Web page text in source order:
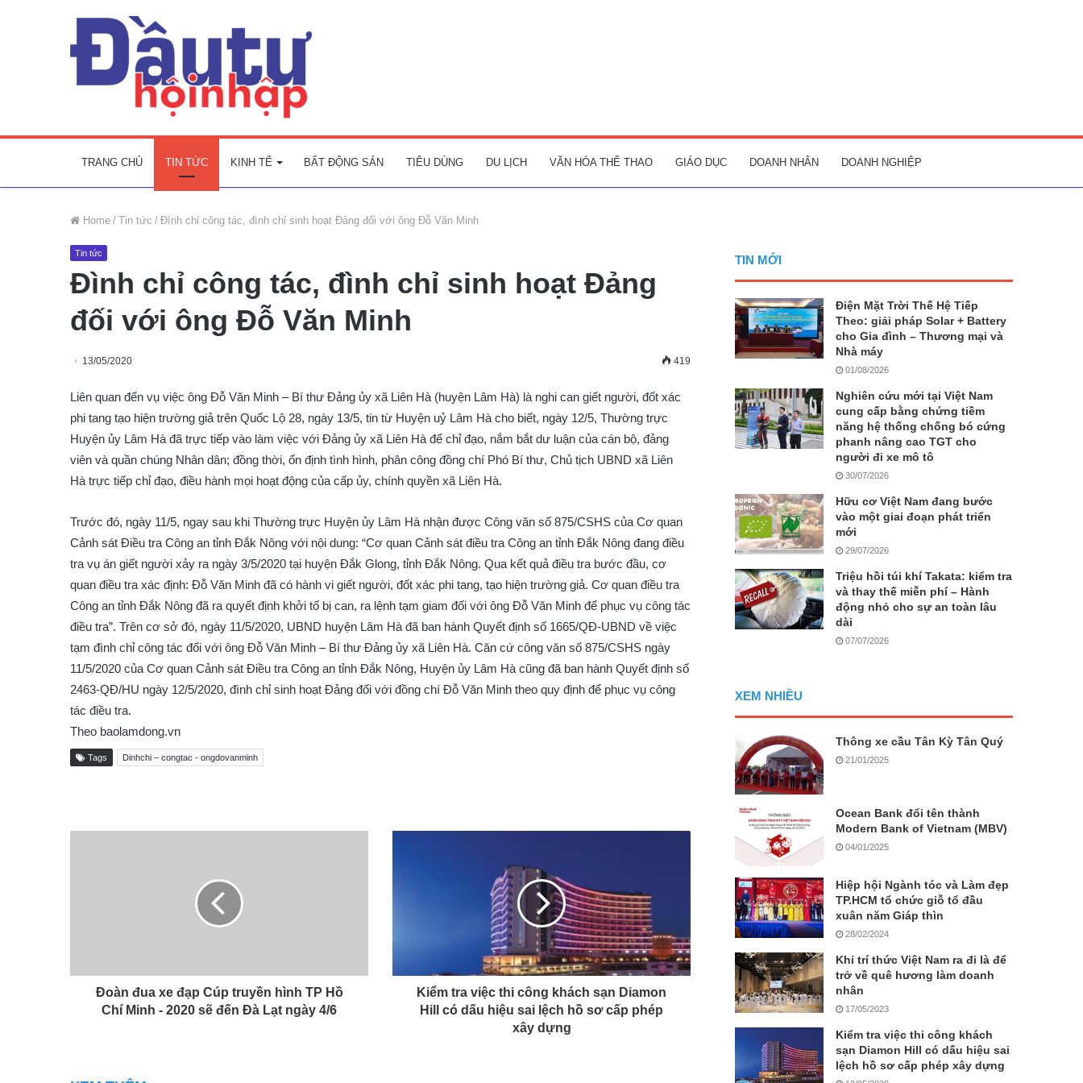
TRANG CHỦ TIN TỨC KINH TẾ BẤT ĐỘNG SẢN TIÊU DÙNG DU LỊCH VĂN HÓA THỂ THAO GIÁO DỤC DOANH NHÂN DOANH NGHIỆP
Home / Tin tức / Đình chỉ công tác, đình chỉ sinh hoạt Đảng đối với ông Đỗ Văn Minh
Tin tức
Đình chỉ công tác, đình chỉ sinh hoạt Đảng
đối với ông Đỗ Văn Minh
13/05/2020 419
Liên quan đến vụ việc ông Đỗ Văn Minh – Bí thư Đảng ủy xã Liên Hà (huyện Lâm Hà) là nghi can giết người, đốt xác
phi tang tạo hiện trường giả trên Quốc Lộ 28, ngày 13/5, tin từ Huyện uỷ Lâm Hà cho biết, ngày 12/5, Thường trực
Huyện ủy Lâm Hà đã trực tiếp vào làm việc với Đảng ủy xã Liên Hà để chỉ đạo, nắm bắt dư luận của cán bộ, đảng
viên và quần chúng Nhân dân; đồng thời, ổn định tình hình, phân công đồng chí Phó Bí thư, Chủ tịch UBND xã Liên
Hà trực tiếp chỉ đạo, điều hành mọi hoạt động của cấp ủy, chính quyền xã Liên Hà.
Trước đó, ngày 11/5, ngay sau khi Thường trực Huyện ủy Lâm Hà nhận được Công văn số 875/CSHS của Cơ quan
Cảnh sát Điều tra Công an tỉnh Đắk Nông với nội dung: “Cơ quan Cảnh sát điều tra Công an tỉnh Đắk Nông đang điều
tra vụ án giết người xảy ra ngày 3/5/2020 tại huyện Đắk Glong, tỉnh Đắk Nông. Qua kết quả điều tra bước đầu, cơ
quan điều tra xác định: Đỗ Văn Minh đã có hành vi giết người, đốt xác phi tang, tạo hiện trường giả. Cơ quan điều tra
Công an tỉnh Đắk Nông đã ra quyết định khởi tố bị can, ra lệnh tạm giam đối với ông Đỗ Văn Minh để phục vụ công tác
điều tra”. Trên cơ sở đó, ngày 11/5/2020, UBND huyện Lâm Hà đã ban hành Quyết định số 1665/QĐ-UBND về việc
tạm đình chỉ công tác đối với ông Đỗ Văn Minh – Bí thư Đảng ủy xã Liên Hà. Căn cứ công văn số 875/CSHS ngày
11/5/2020 của Cơ quan Cảnh sát Điều tra Công an tỉnh Đắk Nông, Huyện ủy Lâm Hà cũng đã ban hành Quyết định số
2463-QĐ/HU ngày 12/5/2020, đình chỉ sinh hoạt Đảng đối với đồng chí Đỗ Văn Minh theo quy định để phục vụ công
tác điều tra.
Theo baolamdong.vn
Tags Dinhchi – congtac - ongdovanminh
Đoàn đua xe đạp Cúp truyền hình TP Hồ
Chí Minh - 2020 sẽ đến Đà Lạt ngày 4/6
Kiểm tra việc thi công khách sạn Diamon
Hill có dấu hiệu sai lệch hồ sơ cấp phép
xây dựng
TIN MỚI
Điện Mặt Trời Thế Hệ Tiếp
Theo: giải pháp Solar + Battery
cho Gia đình – Thương mại và
Nhà máy
01/08/2026
Nghiên cứu mới tại Việt Nam
cung cấp bằng chứng tiềm
năng hệ thống chống bó cứng
phanh nâng cao TGT cho
người đi xe mô tô
30/07/2026
Hữu cơ Việt Nam đang bước
vào một giai đoạn phát triển
mới
29/07/2026
Triệu hồi túi khí Takata: kiểm tra
và thay thế miễn phí – Hành
động nhỏ cho sự an toàn lâu
dài
07/07/2026
XEM NHIỀU
Thông xe cầu Tân Kỳ Tân Quý
21/01/2025
Ocean Bank đổi tên thành
Modern Bank of Vietnam (MBV)
04/01/2025
Hiệp hội Ngành tóc và Làm đẹp
TP.HCM tổ chức giỗ tổ đầu
xuân năm Giáp thìn
28/02/2024
Khi trí thức Việt Nam ra đi là để
trở về quê hương làm doanh
nhân
17/05/2023
Kiểm tra việc thi công khách
sạn Diamon Hill có dấu hiệu sai
lệch hồ sơ cấp phép xây dựng